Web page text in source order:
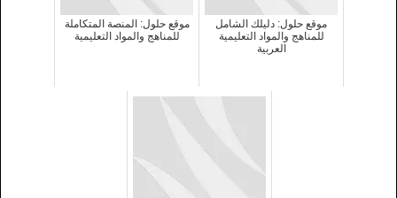
موقع حلول: دليلك الشامل
للمناهج والمواد التعليمية
العربية
موقع حلول: المنصة المتكاملة
للمناهج والمواد التعليمية